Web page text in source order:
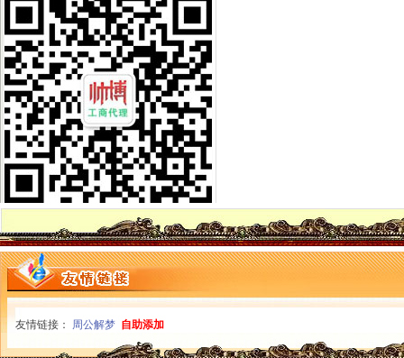
免费注册
免费注册公司流程
上海宝山公司注册流程|宝山区注册公司费用|注册宝山公司免费提供注
上海注册公司|上海工商局注册公司流程及费用查询|上海誉胜注册公司
0元注册公司流程
2017新版苏州注册公司流程及费用—苏州天下信息网
【南通教育公司注册_科技教育公司注册_教育公司注册流程】-南通赶
一元注册公司流程
北京市3万1新注册|3万1新注册供应商|3万—1亿元公司新注册_一呼百
【图】在成都注册一家公司需要的流程和费用有哪些？_成都工商注册_
一元公司
聊城一元醇公司-顺企网聊城页
浦口区工商局核发全区张一元公司营业执照
1元注册公司
1元零付可注册广州公司【今日推荐网-广州工商/税务/财务】
工商登记制度改革满月北京注册两家“1元公司”-万象-古汉台网
【图】宝0元注册公司,代理记账,帮忙跑腿哟_宝工商注册_宝
0元代办宁波公司|在线工商查询|流程费用|新政策—QZHUCE宁波注
友情链接： 周公解梦 自助添加